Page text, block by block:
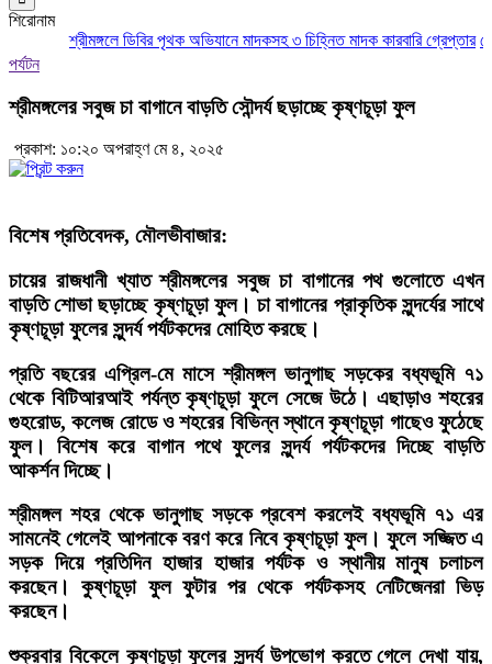
শিরোনাম
শ্রীমঙ্গলে ডিবির পৃথক অভিযানে মাদকসহ ৩ চিহ্নিত মাদক কারবারি গ্রেপ্তার
পর্যটন
শ্রীমঙ্গলের সবুজ চা বাগানে বাড়তি সৌন্দর্য ছড়াচ্ছে কৃষ্ণচূড়া ফুল
প্রকাশ: ১০:২০ অপরাহ্ণ মে ৪, ২০২৫
বিশেষ প্রতিবেদক, মৌলভীবাজার:
চায়ের রাজধানী খ্যাত শ্রীমঙ্গলের সবুজ চা বাগানের পথ গুলোতে এখন
বাড়তি শোভা ছড়াচ্ছে কৃষ্ণচূড়া ফুল। চা বাগানের প্রাকৃতিক সুন্দর্যের সাথে
কৃষ্ণচূড়া ফুলের সুন্দর্য পর্যটকদের মোহিত করছে।
প্রতি বছরের এপ্রিল-মে মাসে শ্রীমঙ্গল ভানুগাছ সড়কের বধ্যভূমি ৭১
থেকে বিটিআরআই পর্যন্ত কৃষ্ণচূড়া ফুলে সেজে উঠে। এছাড়াও শহরের
গুহরোড, কলেজ রোডে ও শহরের বিভিন্ন স্থানে কৃষ্ণচূড়া গাছেও ফুঠেছে
ফুল। বিশেষ করে বাগান পথে ফুলের সুন্দর্য পর্যটকদের দিচ্ছে বাড়তি
আকর্শন দিচ্ছে।
শ্রীমঙ্গল শহর থেকে ভানুগাছ সড়কে প্রবেশ করলেই বধ্যভূমি ৭১ এর
সামনেই গেলেই আপনাকে বরণ করে নিবে কৃষ্ণচূড়া ফুল। ফুলে সজ্জিত এ
সড়ক দিয়ে প্রতিদিন হাজার হাজার পর্যটক ও স্থানীয় মানুষ চলাচল
করছেন। কুষ্ণচূড়া ফুল ফুটার পর থেকে পর্যটকসহ নেটিজেনরা ভিড়
করছেন।
শুক্রবার বিকেলে কৃষ্ণচূড়া ফুলের সুন্দর্য উপভোগ করতে গেলে দেখা যায়,